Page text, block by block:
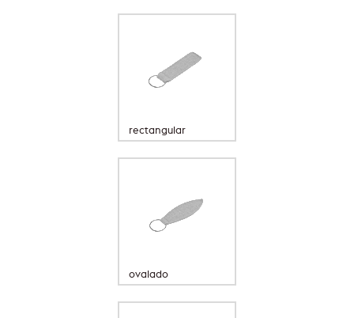
rectangular
ovalado